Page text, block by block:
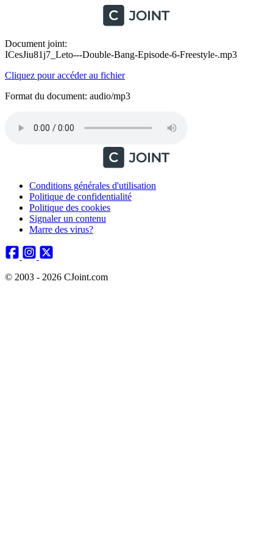
Document joint:
ICesJiu81j7_Leto---Double-Bang-Episode-6-Freestyle-.mp3
Cliquez pour accéder au fichier
Format du document: audio/mp3
Conditions générales d'utilisation
Politique de confidentialité
Politique des cookies
Signaler un contenu
Marre des virus?
© 2003 - 2026 CJoint.com